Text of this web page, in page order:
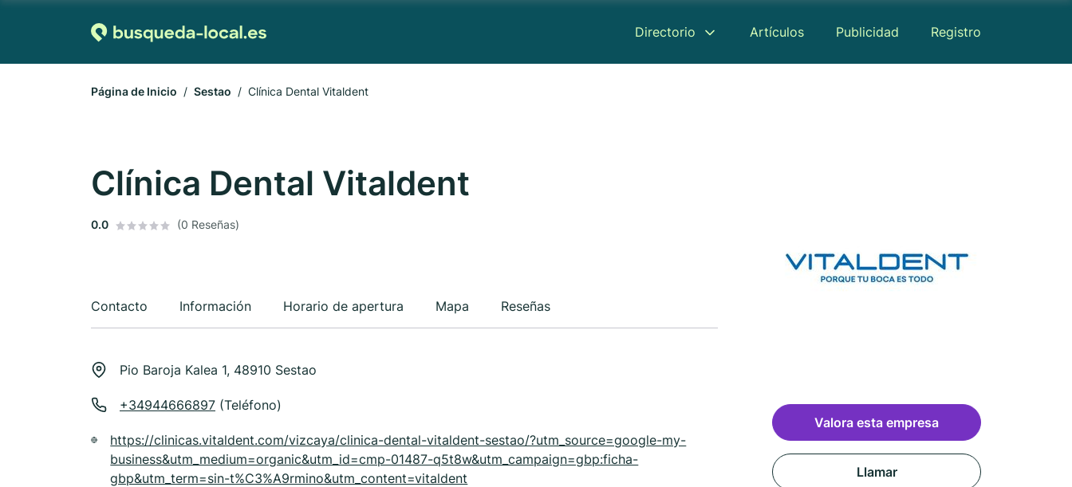
Directorio Artículos Publicidad Registro
Página de Inicio Sestao Clínica Dental Vitaldent
Clínica Dental Vitaldent
0.0 (0 Reseñas)
Contacto Información Horario de apertura Mapa Reseñas
Pio Baroja Kalea 1, 48910 Sestao
+34944666897 (Teléfono)
https://clinicas.vitaldent.com/vizcaya/clinica-dental-vitaldent-sestao/?utm_source=google-my-
business&utm_medium=organic&utm_id=cmp-01487-q5t8w&utm_campaign=gbp:ficha-
gbp&utm_term=sin-t%C3%A9rmino&utm_content=vitaldent
Valora esta empresa
Llamar